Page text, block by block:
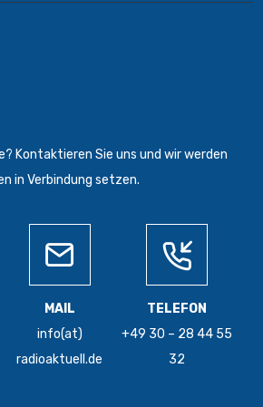
Kontaktieren Sie uns und wir werden
in Verbindung setzen.
MAIL
info(at)
radioaktuell.de
TELEFON
+49 30 – 28 44 55
32